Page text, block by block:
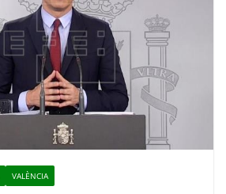
VALÈNCIA